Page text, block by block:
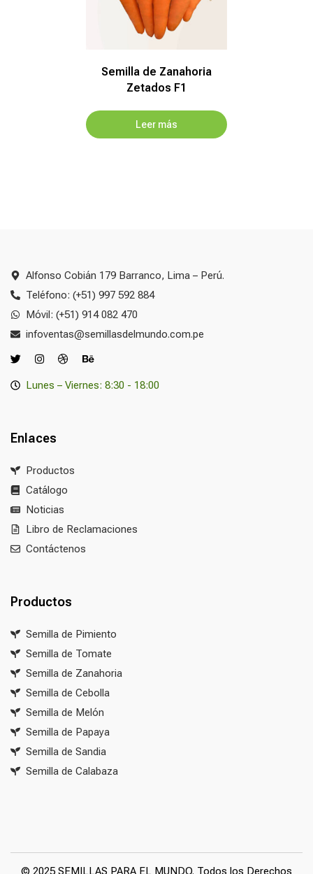
Semilla de Zanahoria
Zetados F1
Leer más
Alfonso Cobián 179 Barranco, Lima – Perú.
Teléfono: (+51) 997 592 884
Móvil: (+51) 914 082 470
infoventas@semillasdelmundo.com.pe
Lunes – Viernes: 8:30 - 18:00
Enlaces
Productos
Catálogo
Noticias
Libro de Reclamaciones
Contáctenos
Productos
Semilla de Pimiento
Semilla de Tomate
Semilla de Zanahoria
Semilla de Cebolla
Semilla de Melón
Semilla de Papaya
Semilla de Sandia
Semilla de Calabaza
© 2025 SEMILLAS PARA EL MUNDO. Todos los Derechos